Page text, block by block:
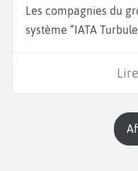
Les compagnies du
système “IATA